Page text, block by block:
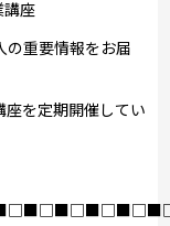
座
の重要情報をお届
を定期開催してい